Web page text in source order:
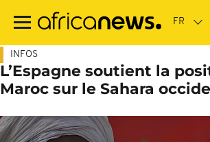
contenu
INFOS
L’Espagne soutient la
Maroc sur le Sahara